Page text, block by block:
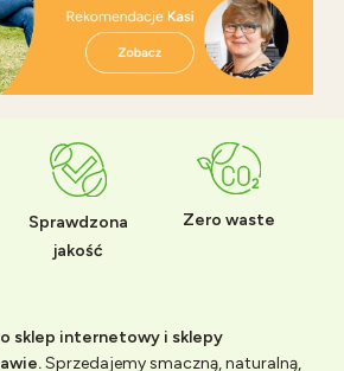
Sprawdzona
jakość
Zero waste
sklep internetowy i sklepy
Sprzedajemy smaczną, naturalną,